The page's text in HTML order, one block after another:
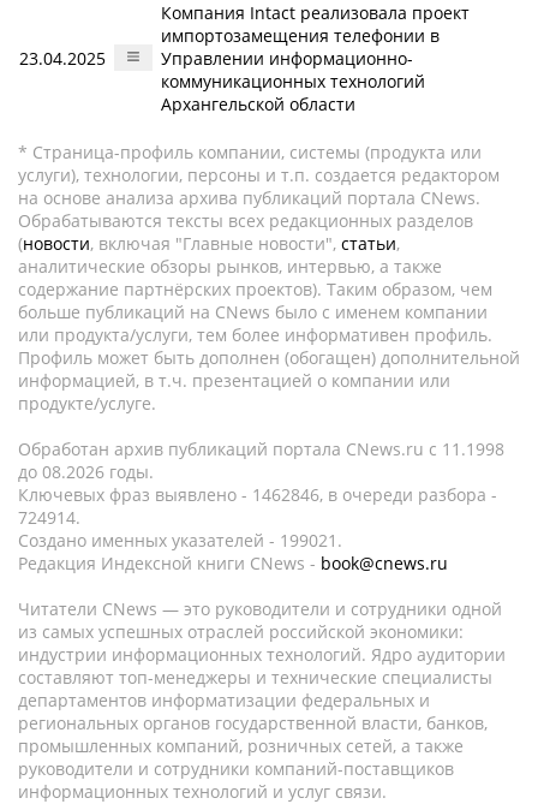
23.04.2025
Компания Intact реализовала проект
импортозамещения телефонии в
Управлении информационно-
коммуникационных технологий
Архангельской области
* Страница-профиль компании, системы (продукта или
услуги), технологии, персоны и т.п. создается редактором
на основе анализа архива публикаций портала CNews.
Обрабатываются тексты всех редакционных разделов
(новости, включая "Главные новости", статьи,
аналитические обзоры рынков, интервью, а также
содержание партнёрских проектов). Таким образом, чем
больше публикаций на CNews было с именем компании
или продукта/услуги, тем более информативен профиль.
Профиль может быть дополнен (обогащен) дополнительной
информацией, в т.ч. презентацией о компании или
продукте/услуге.
Обработан архив публикаций портала CNews.ru c 11.1998
до 08.2026 годы.
Ключевых фраз выявлено - 1462846, в очереди разбора -
724914.
Создано именных указателей - 199021.
Редакция Индексной книги CNews - book@cnews.ru
Читатели CNews — это руководители и сотрудники одной
из самых успешных отраслей российской экономики:
индустрии информационных технологий. Ядро аудитории
составляют топ-менеджеры и технические специалисты
департаментов информатизации федеральных и
региональных органов государственной власти, банков,
промышленных компаний, розничных сетей, а также
руководители и сотрудники компаний-поставщиков
информационных технологий и услуг связи.